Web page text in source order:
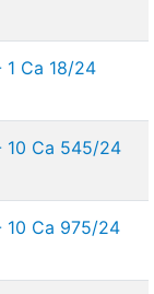
Ca 18/24
10 Ca 545/24
Ca 975/24